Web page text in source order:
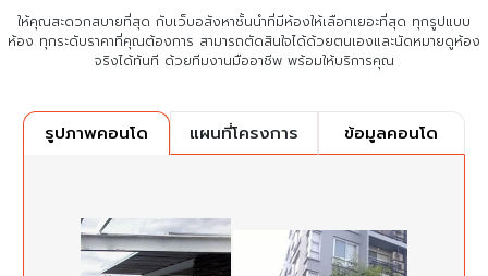
ให้คุณสะดวกสบายที่สุด กับเว็บอสังหาชั้นนำที่มีห้องให้เลือกเยอะที่สุด ทุกรูปแบบ
ห้อง ทุกระดับราคาที่คุณต้องการ สามารถตัดสินใจได้ด้วยตนเองและนัดหมายดูห้อง
จริงได้ทันที ด้วยทีมงานมืออาชีพ พร้อมให้บริการคุณ
รูปภาพคอนโด แผนที่โครงการ ข้อมูลคอนโด